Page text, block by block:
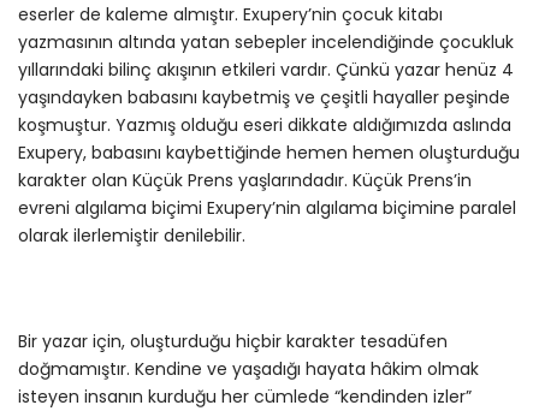
eserler de kaleme almıştır. Exupery’nin çocuk kitabı
yazmasının altında yatan sebepler incelendiğinde çocukluk
yıllarındaki bilinç akışının etkileri vardır. Çünkü yazar henüz 4
yaşındayken babasını kaybetmiş ve çeşitli hayaller peşinde
koşmuştur. Yazmış olduğu eseri dikkate aldığımızda aslında
Exupery, babasını kaybettiğinde hemen hemen oluşturduğu
karakter olan Küçük Prens yaşlarındadır. Küçük Prens’in
evreni algılama biçimi Exupery’nin algılama biçimine paralel
olarak ilerlemiştir denilebilir.
Bir yazar için, oluşturduğu hiçbir karakter tesadüfen
doğmamıştır. Kendine ve yaşadığı hayata hâkim olmak
isteyen insanın kurduğu her cümlede “kendinden izler”